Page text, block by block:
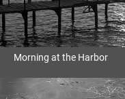
Morning at the Harbor